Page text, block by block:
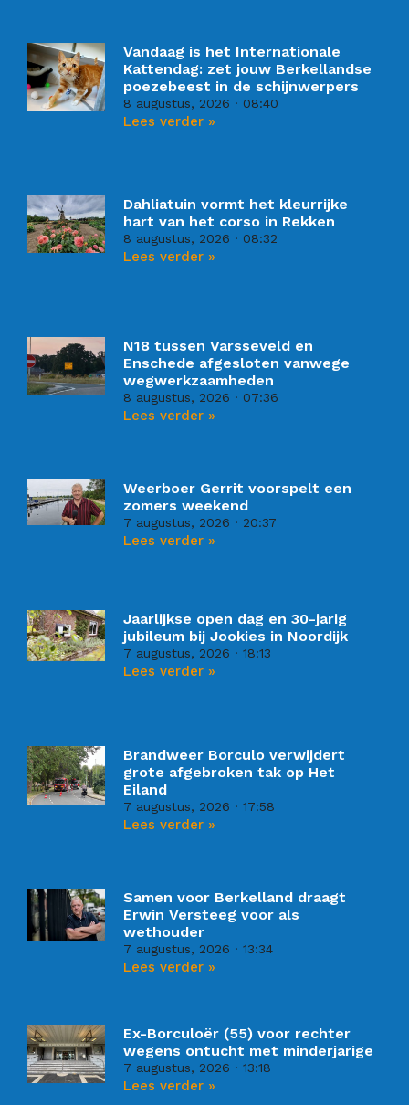
Vandaag is het Internationale
Kattendag: zet jouw Berkellandse
poezebeest in de schijnwerpers
8 augustus, 2026 08:40
Lees verder »
Dahliatuin vormt het kleurrijke
hart van het corso in Rekken
8 augustus, 2026 08:32
Lees verder »
N18 tussen Varsseveld en
Enschede afgesloten vanwege
wegwerkzaamheden
8 augustus, 2026 07:36
Lees verder »
Weerboer Gerrit voorspelt een
zomers weekend
7 augustus, 2026 20:37
Lees verder »
Jaarlijkse open dag en 30-jarig
jubileum bij Jookies in Noordijk
7 augustus, 2026 18:13
Lees verder »
Brandweer Borculo verwijdert
grote afgebroken tak op Het
Eiland
7 augustus, 2026 17:58
Lees verder »
Samen voor Berkelland draagt
Erwin Versteeg voor als
wethouder
7 augustus, 2026 13:34
Lees verder »
Ex-Borculoër (55) voor rechter
wegens ontucht met minderjarige
7 augustus, 2026 13:18
Lees verder »